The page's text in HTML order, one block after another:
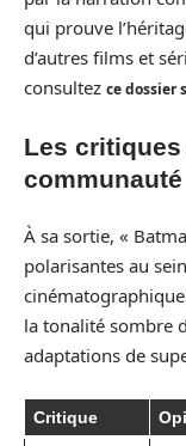
qui prouve
d’autres films et
consultez ce dossier
Les
communauté
À sa sortie, «
polarisantes au
la tonalité sombre
adaptations de
Critique